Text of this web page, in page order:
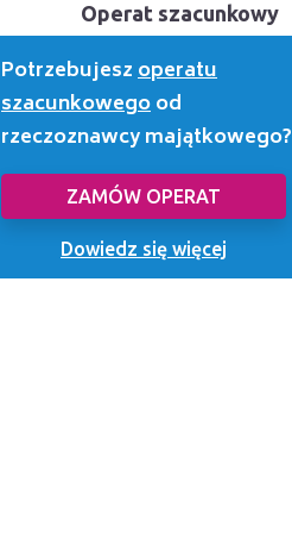
Operat szacunkowy
Potrzebujeszoperatu
szacunkowegood
rzeczoznawcy majątkowego?
ZAMÓW OPERAT
Dowiedz się więcej